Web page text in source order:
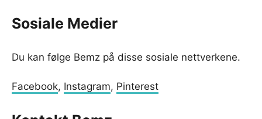
Sosiale Medier
Du kan følge Bemz på disse sosiale nettverkene.
Facebook, Instagram, Pinterest